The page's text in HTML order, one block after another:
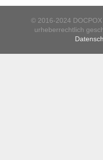
© 2016-2024
urheberrechtlich